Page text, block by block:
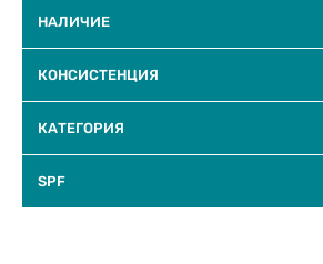
НАЛИЧИЕ
КОНСИСТЕНЦИЯ
КАТЕГОРИЯ
SPF